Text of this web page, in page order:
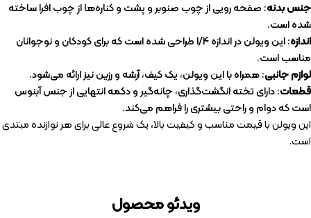
جنس بدنه: صفحه رویی از چوب صنوبر و پشت و کناره‌ها از چوب افرا ساخته
شده است.
اندازه
: این ویولن در اندازه 1/4 طراحی شده است که برای کودکان و نوجوانان
مناسب است.
لوازم جانبی: همراه با این ویولن، یک کیف، آرشه و رزین نیز ارائه می‌شود.
قطعات: دارای تخته انگشت‌گذاری، چانه‌گیر و دکمه انتهایی از جنس آبنوس
است که دوام و راحتی بیشتری را فراهم می‌کند.
این ویولن با قیمت مناسب و کیفیت بالا، یک شروع عالی برای هر نوازنده مبتدی
است.
ویدئو محصول